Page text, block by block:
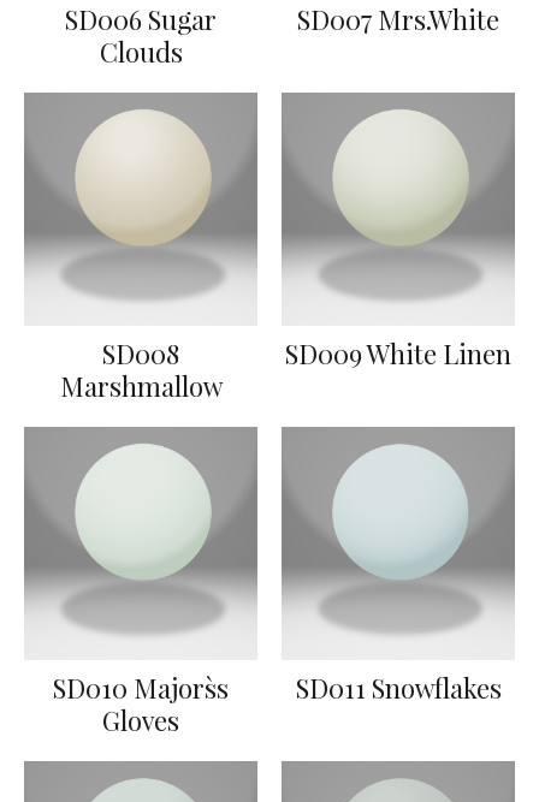
SD006 Sugar
Clouds
SD007 Mrs.White
SD008
Marshmallow
SD009 White Linen
SD010 Majors`s
Gloves
SD011 Snowflakes